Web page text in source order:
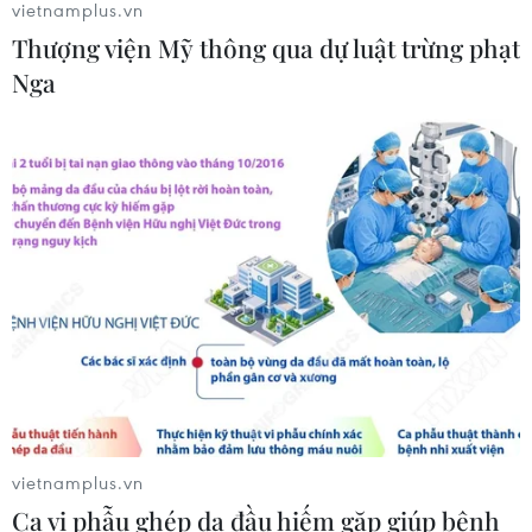
Phó Tổng Biên tập: NGUYỄN THỊ TÁM, KHÚC THANH
THỦY
Quy định sử dụng
RSS
Hỗ trợ
Ngôn ngữ
TTXVN
Quảng cáo
Giấy phép số: 1374/GP-BTTTT do Bộ Thông tin và Truyền thông
cấp ngày 11/9/2008.
Quảng cáo: Phó TBT Nguyễn Thị Tám: 093.5958688, Email:
tamvna@gmail.com
vietnamplus.vn
Thượng viện Mỹ thông qua dự luật trừng phạt
Nga
vietnamplus.vn
Ca vi phẫu ghép da đầu hiếm gặp giúp bệnh